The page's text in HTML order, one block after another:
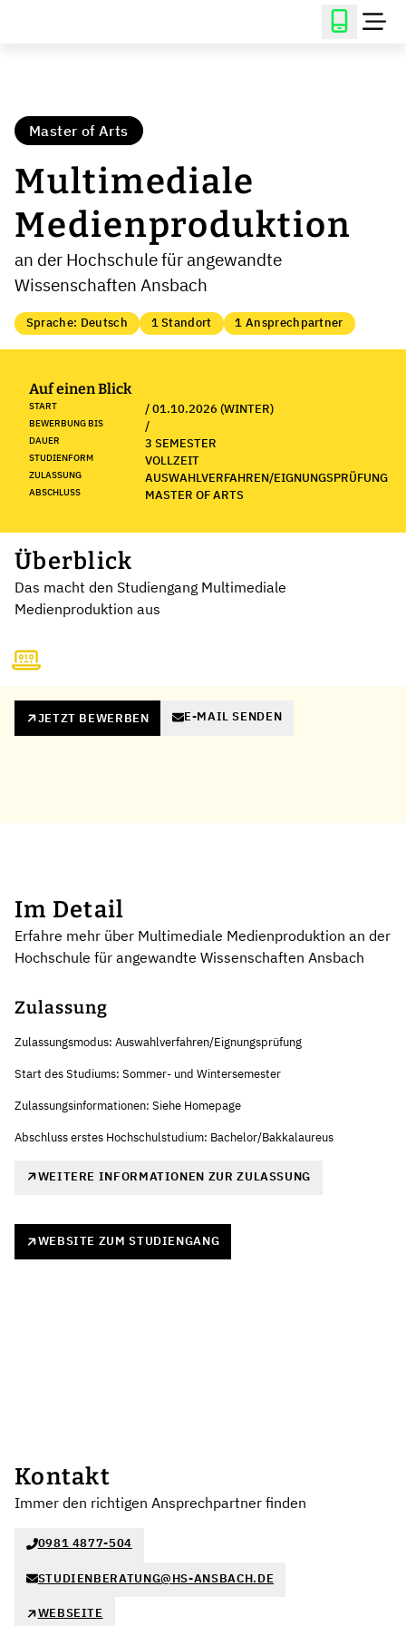
Master of Arts
Multimediale
Medienproduktion
an der Hochschule für angewandte
Wissenschaften Ansbach
Sprache: Deutsch 1 Standort 1 Ansprechpartner
Auf einen Blick
START / 01.10.2026 (WINTER)
BEWERBUNG BIS /
DAUER 3 SEMESTER
STUDIENFORM VOLLZEIT
ZULASSUNG AUSWAHLVERFAHREN/EIGNUNGSPRÜFUNG
ABSCHLUSS MASTER OF ARTS
Überblick
Das macht den Studiengang Multimediale
Medienproduktion aus
JETZT BEWERBEN E-MAIL SENDEN
Im Detail
Erfahre mehr über Multimediale Medienproduktion an der
Hochschule für angewandte Wissenschaften Ansbach
Zulassung
Zulassungsmodus: Auswahlverfahren/Eignungsprüfung
Start des Studiums: Sommer- und Wintersemester
Zulassungsinformationen: Siehe Homepage
Abschluss erstes Hochschulstudium: Bachelor/Bakkalaureus
WEITERE INFORMATIONEN ZUR ZULASSUNG
WEBSITE ZUM STUDIENGANG
Kontakt
Immer den richtigen Ansprechpartner finden
0981 4877-504
STUDIENBERATUNG@HS-ANSBACH.DE
WEBSEITE